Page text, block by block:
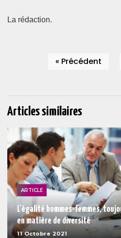
La rédaction.
« Précédent
Articles similaires
ARTICLE
L'égalité hommes-femmes,
en matière de diversité
11 Octobre 2021